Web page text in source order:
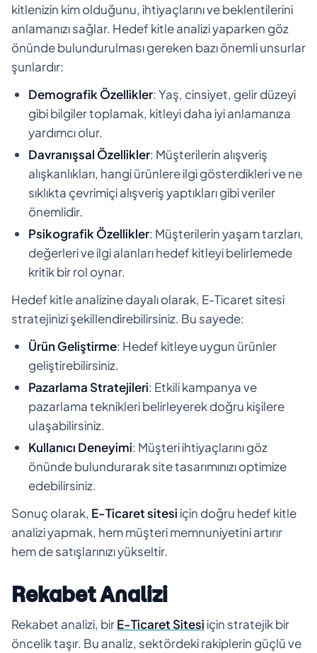
kitlenizin kim olduğunu, ihtiyaçlarını ve beklentilerini
anlamanızı sağlar. Hedef kitle analizi yaparken göz
önünde bulundurulması gereken bazı önemli unsurlar
şunlardır:
Demografik Özellikler: Yaş, cinsiyet, gelir düzeyi
gibi bilgiler toplamak, kitleyi daha iyi anlamanıza
yardımcı olur.
Davranışsal Özellikler: Müşterilerin alışveriş
alışkanlıkları, hangi ürünlere ilgi gösterdikleri ve ne
sıklıkta çevrimiçi alışveriş yaptıkları gibi veriler
önemlidir.
Psikografik Özellikler: Müşterilerin yaşam tarzları,
değerleri ve ilgi alanları hedef kitleyi belirlemede
kritik bir rol oynar.
Hedef kitle analizine dayalı olarak, E-Ticaret sitesi
stratejinizi şekillendirebilirsiniz. Bu sayede:
Ürün Geliştirme: Hedef kitleye uygun ürünler
geliştirebilirsiniz.
Pazarlama Stratejileri: Etkili kampanya ve
pazarlama teknikleri belirleyerek doğru kişilere
ulaşabilirsiniz.
Kullanıcı Deneyimi: Müşteri ihtiyaçlarını göz
önünde bulundurarak site tasarımınızı optimize
edebilirsiniz.
Sonuç olarak, E-Ticaret sitesiiçin doğru hedef kitle
analizi yapmak, hem müşteri memnuniyetini artırır
hem de satışlarınızı yükseltir.
Rekabet Analizi
Rekabet analizi, birE-Ticaret Sitesiiçin stratejik bir
öncelik taşır. Bu analiz, sektördeki rakiplerin güçlü ve